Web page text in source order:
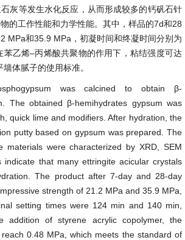
灰等发生水化反应，从而形成较多的钙矾石针
的工作性能和力学性能。其中，样品的7d和28
MPa和35.9 MPa，初凝时间和终凝时间分别为
苯乙烯–丙烯酸共聚物的作用下，粘结强度可达
体腻子的使用标准。
was calcined to obtain β-
The obtained β-hemihydrates gypsum was
quick lime and modifiers. After hydration, the
putty based on gypsum was prepared. The
materials were characterized by XRD, SEM
indicate that many ettringite acicular crystals
The product after 7-day and 28-day
strength of 21.2 MPa and 35.9 MPa,
setting times were 124 min and 140 min,
addition of styrene acrylic copolymer, the
0.48 MPa, which meets the standard of